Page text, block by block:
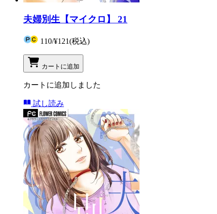
夫婦別生【マイクロ】 21
110/¥121(税込)
カートに追加
カートに追加しました
試し読み